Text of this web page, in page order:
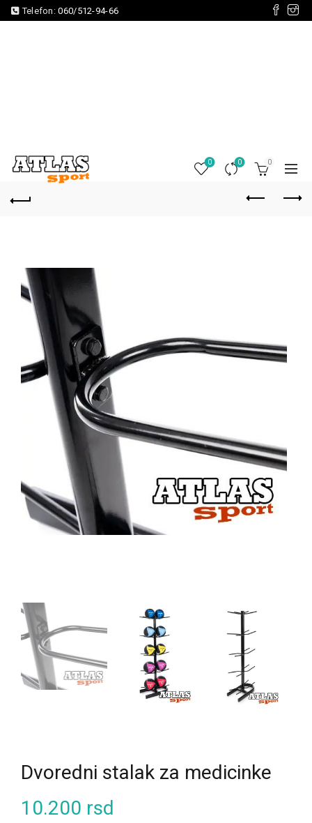
Telefon:060/512-94-66
0 0 0
Dvoredni stalak za medicinke
10.200 rsd